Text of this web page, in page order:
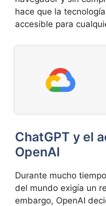
hace que la
accesible para
ChatGPT y el
OpenAI
Durante mucho
del mundo exigía un
embargo, OpenAI